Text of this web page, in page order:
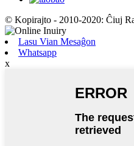
© Kopirajto - 2010-2020: Ĉiuj
Lasu Vian Mesaĝon
Whatsapp
x